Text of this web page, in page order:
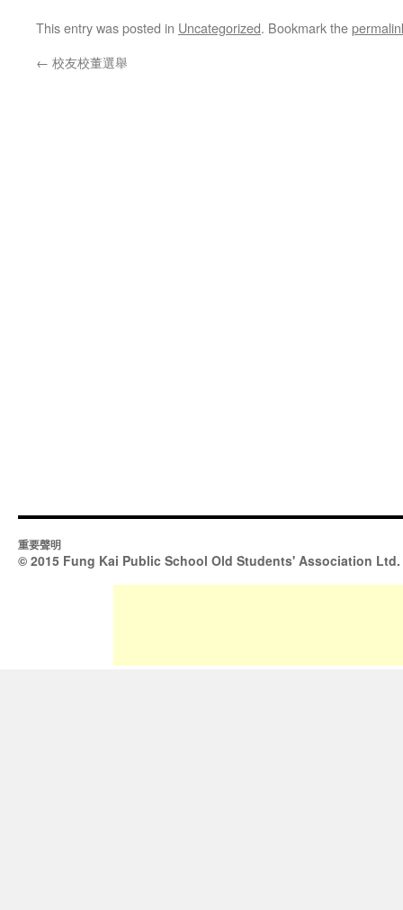
This entry was posted in Uncategorized. Bookmark the
← 校友校董選舉
重要聲明
© 2015 Fung Kai Public School Old Students' Association Ltd.